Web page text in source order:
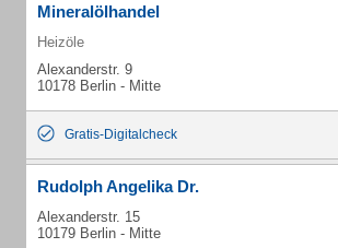
Mineralölhandel
Heizöle
Alexanderstr. 9
10178 Berlin - Mitte
Gratis-Digitalcheck
Rudolph Angelika Dr.
Alexanderstr. 15
10179 Berlin - Mitte